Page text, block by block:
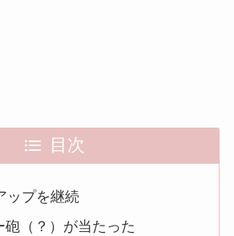
目次
ップを継続
砲（？）が当たった